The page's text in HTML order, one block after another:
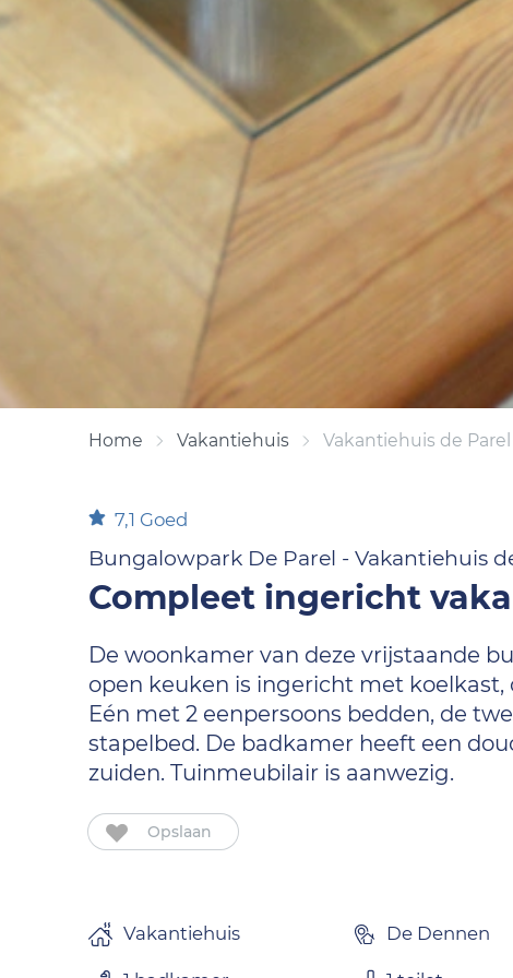
Home Vakantiehuis Vakantiehuis de Parel
7,1 Goed
Bungalowpark De Parel - Vakantiehuis
Compleet ingericht
De woonkamer van deze vrijstaande
open keuken is ingericht met
Eén met 2 eenpersoons bedden, de
stapelbed. De badkamer heeft een
zuiden. Tuinmeubilair is aanwezig.
Opslaan
Vakantiehuis De Dennen